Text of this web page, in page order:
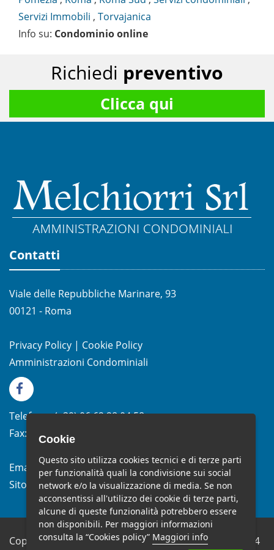
Servizi Immobili , Torvajanica
Info su: Condominio online
Richiedi preventivo
Clicca qui
Contatti
Viale delle Repubbliche Marinare, 93
00121 - Roma
Privacy Policy | Cookie Policy
Amministrazioni Condominiali
Telefono:(+39)06.62.28.04.58
Fax:
(+39) 06.99.33.19.10
Email: info@studiomelchiorri.it
Sito Web:www.stmelchiorri.it
Copyright © Studio Melchiorri SRL - P.IVA 10682651004
Cookie
Questo sito utilizza cookies tecnici e di terze parti
per funzionalità quali la condivisione sui social
network e/o la visualizzazione di media. Se non
acconsentissi all'utilizzo dei cookie di terze parti,
alcune di queste funzionalità potrebbero essere
non disponibili. Per maggiori informazioni
consulta la “Cookies policy” Maggiori info